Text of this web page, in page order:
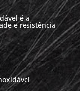
é a
e resistência